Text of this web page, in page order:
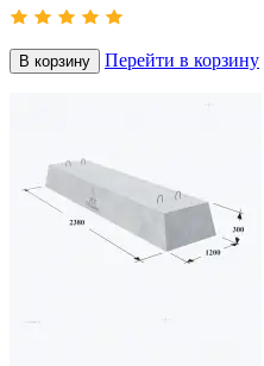
В корзину Перейти в корзину